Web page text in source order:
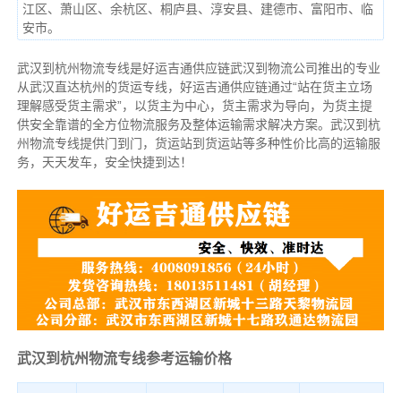
江区、萧山区、余杭区、桐庐县、淳安县、建德市、富阳市、临
安市。
武汉到杭州物流专线是好运吉通供应链武汉到物流公司推出的专业
从武汉直达杭州的货运专线，好运吉通供应链通过“站在货主立场
理解感受货主需求”，以货主为中心，货主需求为导向，为货主提
供安全靠谱的全方位物流服务及整体运输需求解决方案。武汉到杭
州物流专线提供门到门，货运站到货运站等多种性价比高的运输服
务，天天发车，安全快捷到达！
武汉到杭州物流专线参考运输价格